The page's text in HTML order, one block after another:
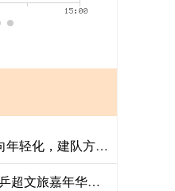
嘉创配资 TA：纽卡转会策略转向年轻化，建队方向发生转变
天臣配资 CMG乒乓挑战季 山东乒超文旅嘉年华青岛站火热启幕